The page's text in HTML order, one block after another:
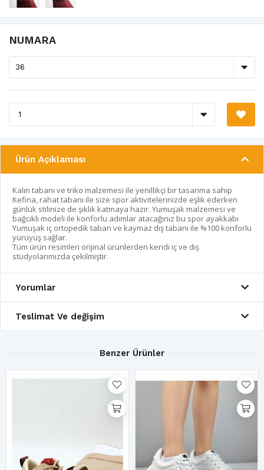
NUMARA
Ürün Açıklaması
Kalın tabanı ve triko malzemesi ile yenillikçi bir tasarıma sahip
Kefina, rahat tabanı ile size spor aktivitelerinizde eşlik ederken
günlük stilinize de şıklık katmaya hazır. Yumuşak malzemesi ve
bağcıklı modeli ile konforlu adımlar atacağınız bu spor ayakkabı
Yumuşak iç ortopedik taban ve kaymaz dış tabanı ile %100 konforlu
yürüyüş sağlar.
Tüm ürün resimleri orijinal ürünlerden kendi iç ve dış
stüdyolarımızda çekilmiştir.
Yorumlar
Teslimat Ve değişim
Benzer Ürünler